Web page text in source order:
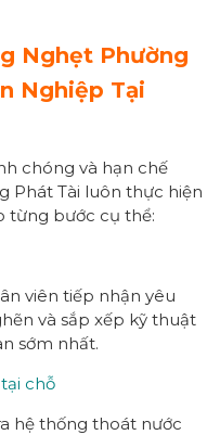
Nghẹt Phường
Nghiệp Tại
chóng và hạn chế
Phát Tài luôn thực hiện
từng bước cụ thể:
viên tiếp nhận yêu
và sắp xếp kỹ thuật
sớm nhất.
chỗ
hệ thống thoát nước